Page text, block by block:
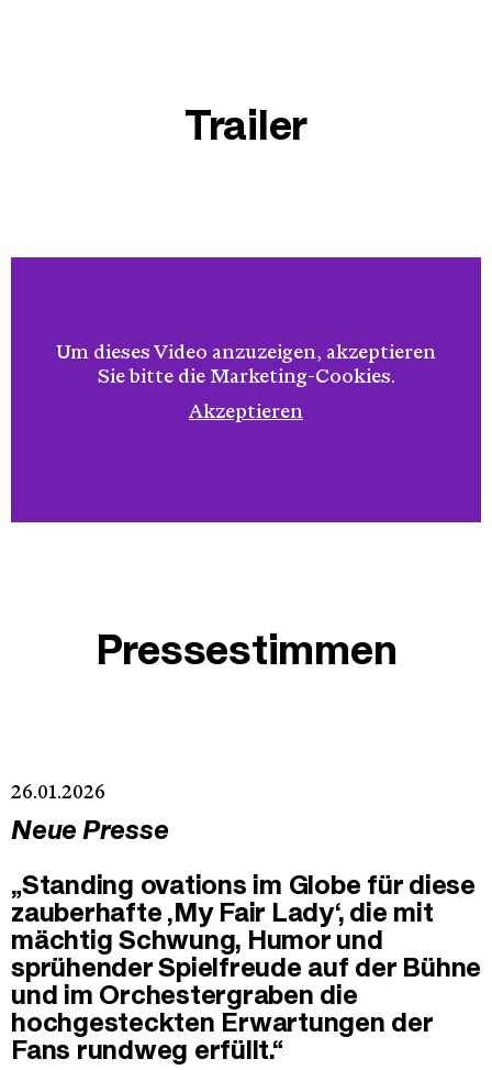
Trailer
Um dieses Video anzuzeigen, akzeptieren
Sie bitte die Marketing-Cookies.
Akzeptieren
Pressestimmen
26.01.2026
Neue Presse
„Standing ovations im Globe für diese
zauberhafte ‚My Fair Lady‘, die mit
mächtig Schwung, Humor und
sprühender Spielfreude auf der Bühne
und im Orchestergraben die
hochgesteckten Erwartungen der
Fans rundweg erfüllt.“